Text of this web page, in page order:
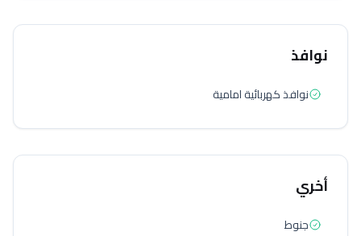
نوافذ
نوافذ كهربائية امامية
أخري
جنوط